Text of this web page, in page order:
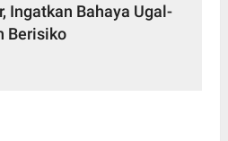
Ingatkan Bahaya Ugal-
Berisiko